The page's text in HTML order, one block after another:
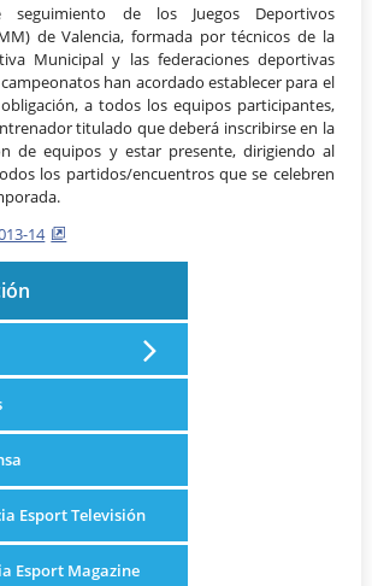
seguimiento de los Juegos Deportivos
de Valencia, formada por técnicos de la
Municipal y las federaciones deportivas
han acordado establecer para el
a todos los equipos participantes,
titulado que deberá inscribirse en la
de equipos y estar presente, dirigiendo al
los partidos/encuentros que se celebren
14
Esport Televisión
Esport Magazine